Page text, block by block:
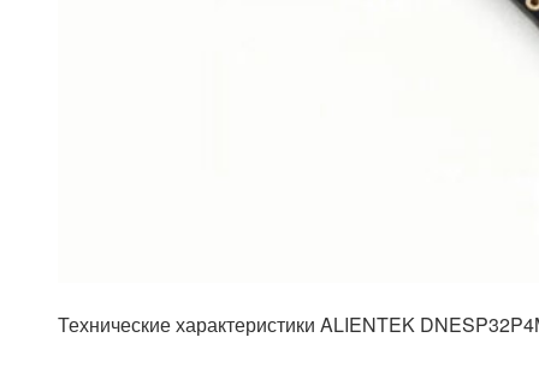
Технические характеристики ALIENTEK